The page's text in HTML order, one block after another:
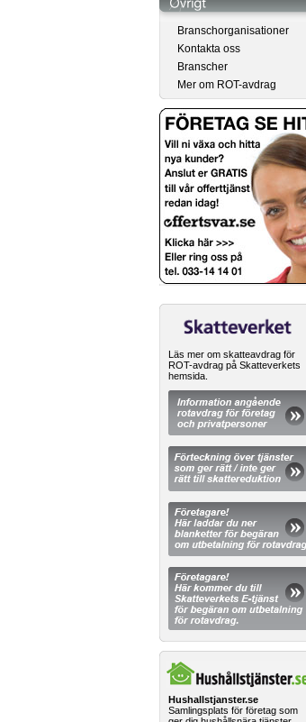
Branschorganisationer
Kontakta oss
Branscher
Mer om ROT-avdrag
Läs mer om skatteavdrag för
ROT-avdrag på Skatteverkets
hemsida.
Hushallstjanster.se
Samlingsplats för företag som